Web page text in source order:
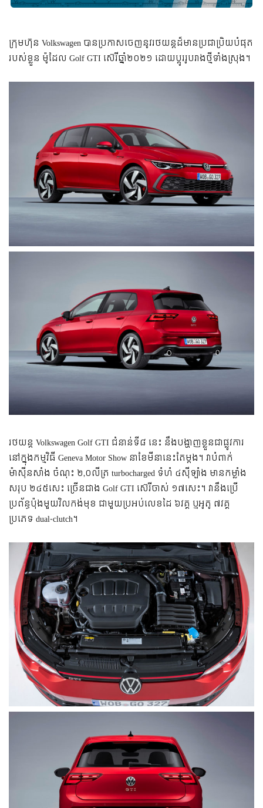
ក្រុមហ៊ុន Volkswagen បានប្រកាសចេញនូវរថយន្តដ៏មានប្រជាប្រិយបំផុត
របស់ខ្លួន ម៉ូដែល Golf GTI ស៊េរីឆ្នាំ២០២១ ដោយប្តូររូបរាងថ្មីទាំងស្រុង។
រថយន្ត Volkswagen Golf GTI ជំនាន់ទី៨ នេះ នឹងបង្ហាញខ្លួនជាផ្លូវការ
នៅក្នុងកម្មវិធី Geneva Motor Show នាខែមីនានេះតែម្តង។ វាបំពាក់
ម៉ាស៊ីនសាំង ចំណុះ ២,០លីត្រ turbocharged ទំហំ ៤ស៊ីឡាំង មានកម្លាំង
សរុប ២៤៥សេះ ច្រើនជាង Golf GTI ស៊េរីចាស់ ១៧សេះ។ វានឹងប្រើ
ប្រព័ន្ធប៉ុងមួយវិលកង់មុខ ជាមួយប្រអប់លេខដៃ ៦វគ្គ ឬអូតូ ៧វគ្គ
ប្រភេទ dual-clutch។